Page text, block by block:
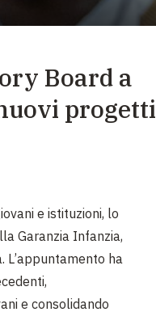
Board a
progetti
e istituzioni, lo
Garanzia Infanzia,
L’appuntamento ha
e consolidando